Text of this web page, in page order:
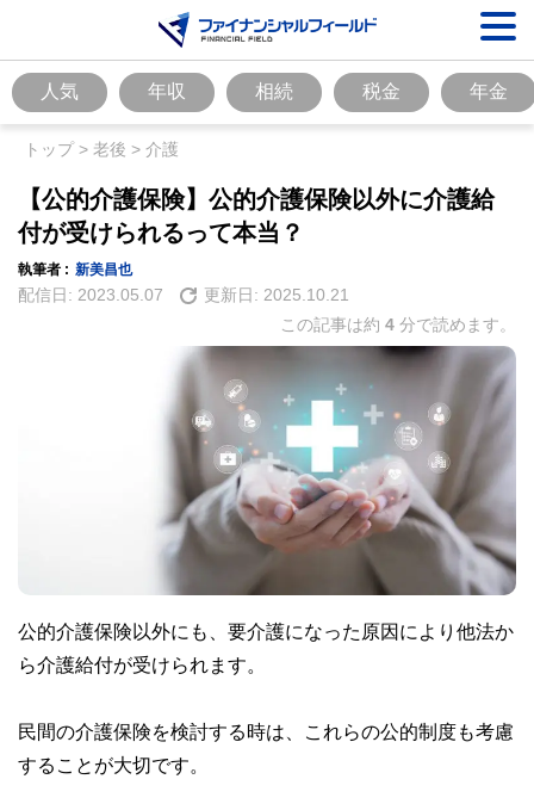
人気 年収 相続 税金 年金
トップ> 老後 > 介護
【公的介護保険】公的介護保険以外に介護給
付が受けられるって本当？
執筆者 : 新美昌也
配信日: 2023.05.07 更新日: 2025.10.21
この記事は約 4 分で読めます。
公的介護保険以外にも、要介護になった原因により他法か
ら介護給付が受けられます。
民間の介護保険を検討する時は、これらの公的制度も考慮
することが大切です。